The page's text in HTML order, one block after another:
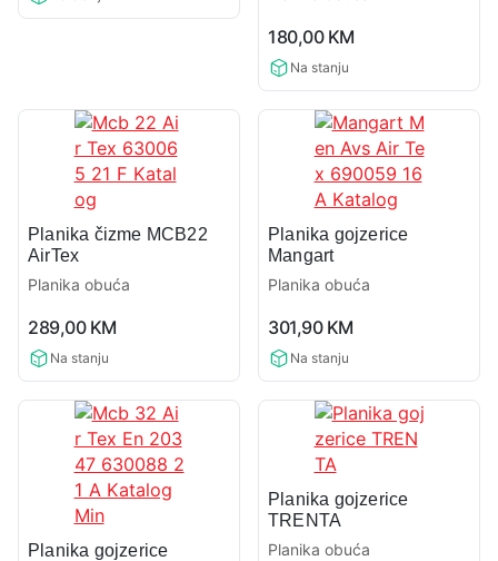
rating
180,00 KM
Na stanju
Planika čizme MCB22
AirTex
Planika obuća
rating
289,00 KM
Na stanju
Planika gojzerice
Mangart
Planika obuća
rating
301,90 KM
Na stanju
Planika gojzerice
Planika gojzerice
TRENTA
Planika obuća